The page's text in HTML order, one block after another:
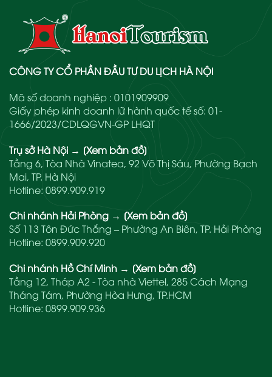
CÔNG TY CỔ PHẦN ĐẦU TƯ DU LỊCH HÀ NỘI
Mã số doanh nghiệp : 0101909909
Giấy phép kinh doanh lữ hành quốc tế số: 01-
1666/2023/CDLQGVN-GP LHQT
Trụ sở Hà Nội → [Xem bản đồ]
Tầng 6, Tòa Nhà Vinatea, 92 Võ Thị Sáu, Phường Bạch
Mai, TP. Hà Nội
Hotline: 0899.909.919
Chi nhánh Hải Phòng → [Xem bản đồ]
Số 113 Tôn Đức Thắng – Phường An Biên, TP. Hải Phòng
Hotline: 0899.909.920
Chi nhánh Hồ Chí Minh → [Xem bản đồ]
Tầng 12, Tháp A2 - Tòa nhà Viettel, 285 Cách Mạng
Tháng Tám, Phường Hòa Hưng, TP.HCM
Hotline: 0899.909.936